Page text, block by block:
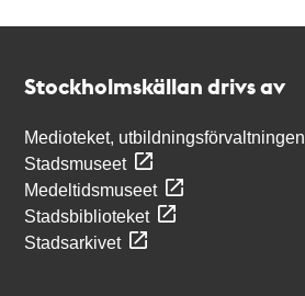
Stockholmskällan drivs av
Medioteket, utbildningsförvaltningen
Stadsmuseet
Medeltidsmuseet
Stadsbiblioteket
Stadsarkivet